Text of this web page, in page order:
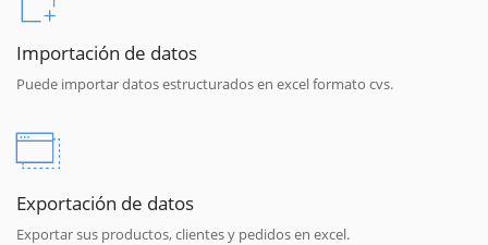
Importación de datos
Puede importar datos estructurados en excel formato cvs.
Exportación de datos
Exportar sus productos, clientes y pedidos en excel.